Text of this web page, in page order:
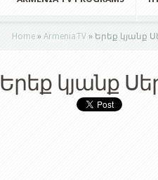
Home » ArmeniaTV » Երեք կյանք
Երեք կյանք